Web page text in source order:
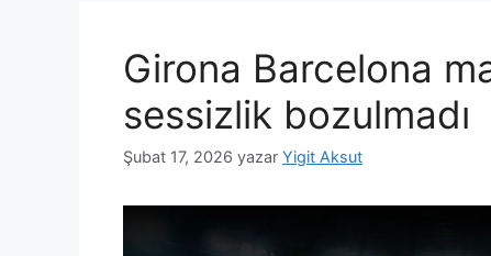
Girona Barcelona
sessizlik bozulmadı
Şubat 17, 2026 yazar Yigit Aksut